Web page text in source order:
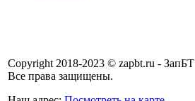
Copyright 2018-2023 © zapbt.ru - ЗапБТ
Все права защищены.